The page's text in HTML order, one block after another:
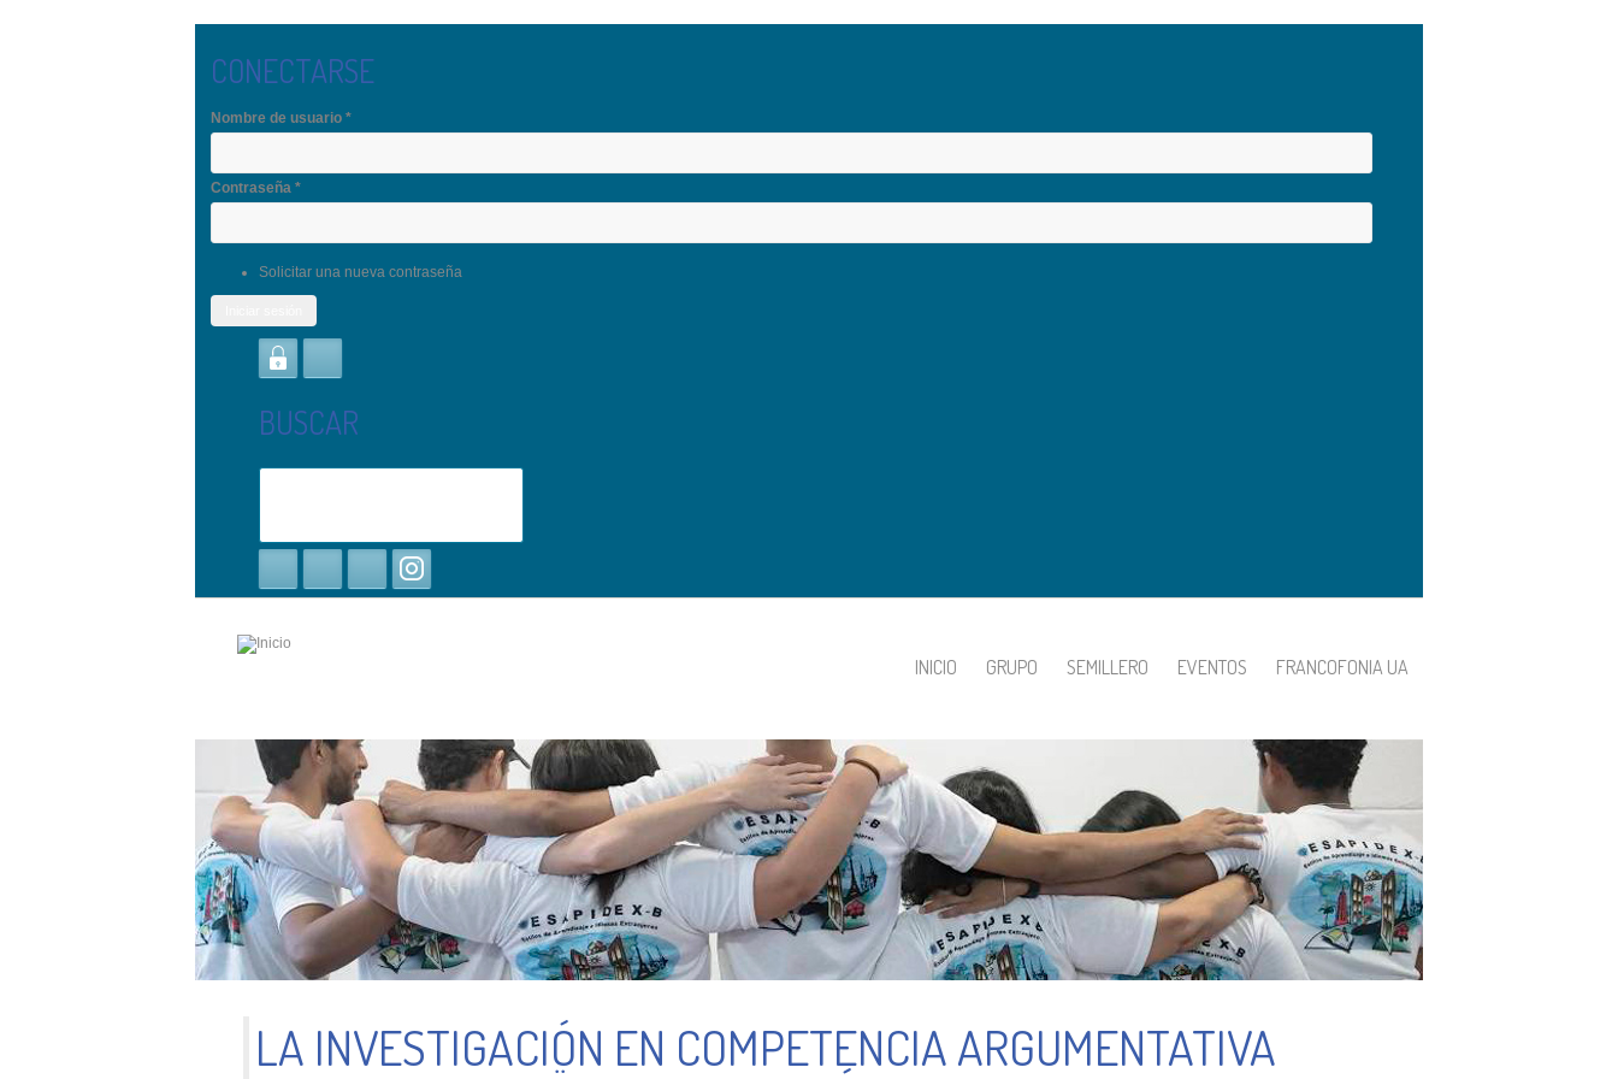
CONECTARSE
Nombre de usuario *
Contraseña *
Solicitar una nueva contraseña
BUSCAR
búsqueda
Buscar
INICIO GRUPO SEMILLERO EVENTOS FRANCOFONIA UA
LA INVESTIGACIÓN EN COMPETENCIA ARGUMENTATIVA